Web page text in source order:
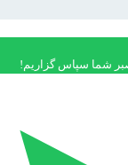
شما سپاس گزاریم!